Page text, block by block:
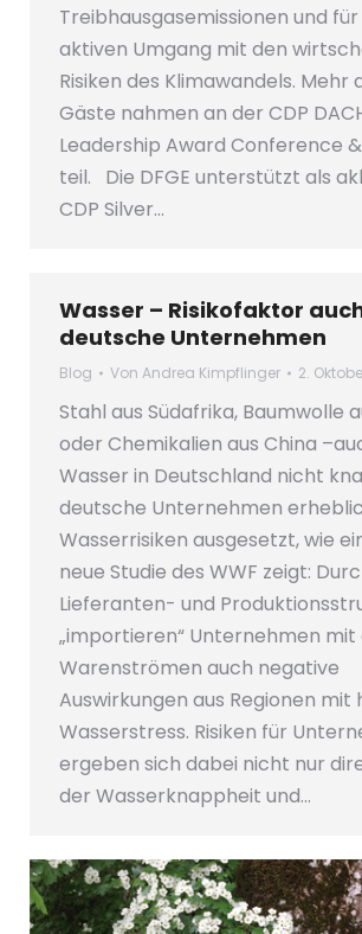
Treibhausgasemissionen und
aktiven Umgang mit den
Risiken des Klimawandels. Mehr
Gäste nahmen an der CDP
Leadership Award Conference
teil. Die DFGE unterstützt als
CDP Silver…
Wasser – Risikofaktor
deutsche Unternehmen
Blog Von Andrea Kimpflinger 2.
Stahl aus Südafrika, Baumwolle
oder Chemikalien aus China
Wasser in Deutschland nicht
deutsche Unternehmen
Wasserrisiken ausgesetzt, wie
neue Studie des WWF zeigt:
Lieferanten- und
„importieren“ Unternehmen mit
Warenströmen auch negative
Auswirkungen aus Regionen mit
Wasserstress. Risiken für
ergeben sich dabei nicht nur
der Wasserknappheit und…